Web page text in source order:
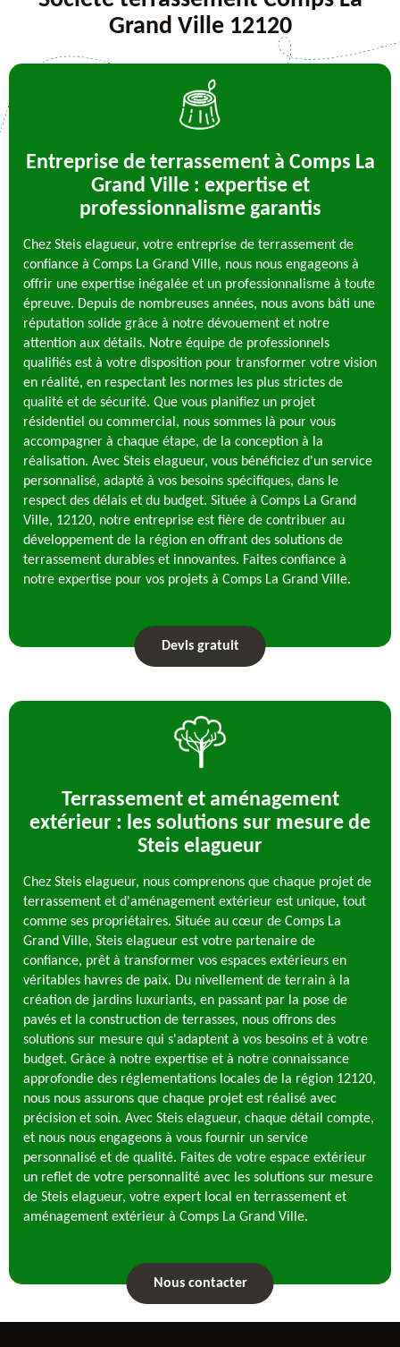
Grand Ville 12120
Entreprise de terrassement à Comps La
Grand Ville : expertise et
professionnalisme garantis
Chez Steis elagueur, votre entreprise de terrassement de
confiance à Comps La Grand Ville, nous nous engageons à
offrir une expertise inégalée et un professionnalisme à toute
épreuve. Depuis de nombreuses années, nous avons bâti une
réputation solide grâce à notre dévouement et notre
attention aux détails. Notre équipe de professionnels
qualifiés est à votre disposition pour transformer votre vision
en réalité, en respectant les normes les plus strictes de
qualité et de sécurité. Que vous planifiez un projet
résidentiel ou commercial, nous sommes là pour vous
accompagner à chaque étape, de la conception à la
réalisation. Avec Steis elagueur, vous bénéficiez d'un service
personnalisé, adapté à vos besoins spécifiques, dans le
respect des délais et du budget. Située à Comps La Grand
Ville, 12120, notre entreprise est fière de contribuer au
développement de la région en offrant des solutions de
terrassement durables et innovantes. Faites confiance à
notre expertise pour vos projets à Comps La Grand Ville.
Devis gratuit
Terrassement et aménagement
extérieur : les solutions sur mesure de
Steis elagueur
Chez Steis elagueur, nous comprenons que chaque projet de
terrassement et d'aménagement extérieur est unique, tout
comme ses propriétaires. Située au cœur de Comps La
Grand Ville, Steis elagueur est votre partenaire de
confiance, prêt à transformer vos espaces extérieurs en
véritables havres de paix. Du nivellement de terrain à la
création de jardins luxuriants, en passant par la pose de
pavés et la construction de terrasses, nous offrons des
solutions sur mesure qui s'adaptent à vos besoins et à votre
budget. Grâce à notre expertise et à notre connaissance
approfondie des réglementations locales de la région 12120,
nous nous assurons que chaque projet est réalisé avec
précision et soin. Avec Steis elagueur, chaque détail compte,
et nous nous engageons à vous fournir un service
personnalisé et de qualité. Faites de votre espace extérieur
un reflet de votre personnalité avec les solutions sur mesure
de Steis elagueur, votre expert local en terrassement et
aménagement extérieur à Comps La Grand Ville.
Nous contacter